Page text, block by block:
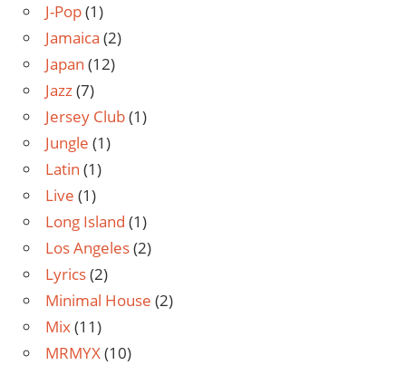
J-Pop(1)
Jamaica (2)
Japan (12)
Jazz(7)
Jersey Club(1)
Jungle (1)
Latin (1)
Live (1)
Long Island (1)
Los Angeles(2)
Lyrics(2)
Minimal House (2)
Mix(11)
MRMYX(10)